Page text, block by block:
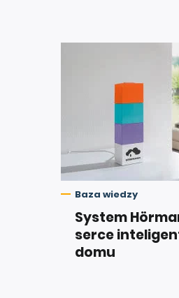
Baza wiedzy
System
serce
domu